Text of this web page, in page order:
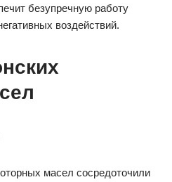
безупречную работу
воздействий.
масел сосредоточили